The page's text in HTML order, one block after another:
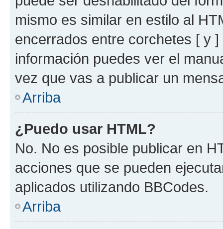
mismo es similar en estilo al
encerrados entre corchetes [ y
información puedes ver el
vez que vas a publicar un
Arriba
¿Puedo usar HTML?
No. No es posible publicar en
acciones que se pueden
aplicados utilizando BBCodes.
Arriba